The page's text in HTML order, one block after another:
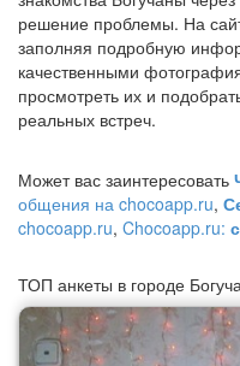
решение проблемы. На
заполняя подробную
качественными
просмотреть их и
реальных встреч.
Может вас заинтересовать
общения на chocoapp.ru,
chocoapp.ru, Chocoapp.ru:
ТОП анкеты в городе